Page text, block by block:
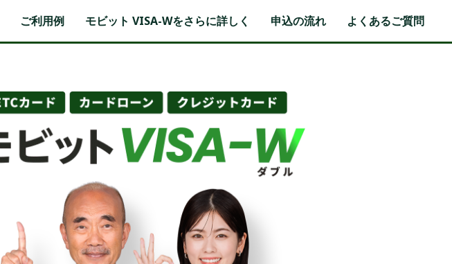
ご利用例 モビット VISA-Wをさらに詳しく 申込の流れ よくあるご質問